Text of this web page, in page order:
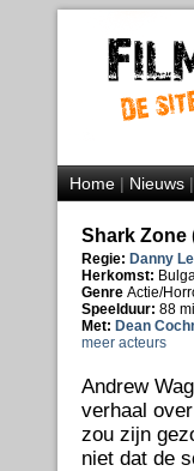
Home|Nieuws
Shark Zone
Regie: Danny
Herkomst:
Genre Actie/
Speelduur: 88
Met: Dean
meer acteurs
Andrew
verhaal
zou zijn
niet dat de